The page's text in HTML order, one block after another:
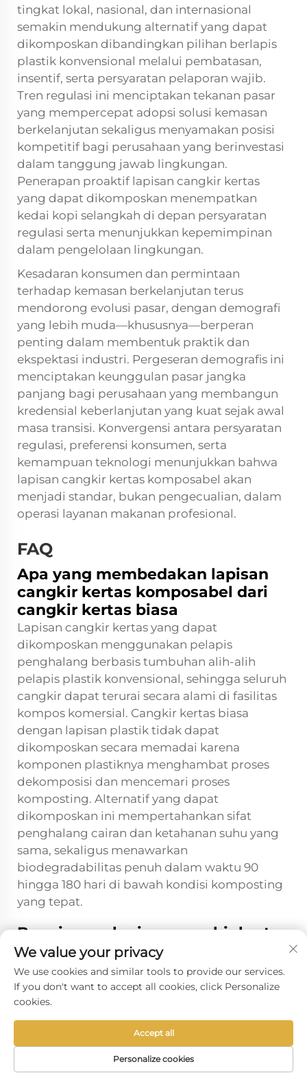
tingkat lokal, nasional, dan internasional
semakin mendukung alternatif yang dapat
dikomposkan dibandingkan pilihan berlapis
plastik konvensional melalui pembatasan,
insentif, serta persyaratan pelaporan wajib.
Tren regulasi ini menciptakan tekanan pasar
yang mempercepat adopsi solusi kemasan
berkelanjutan sekaligus menyamakan posisi
kompetitif bagi perusahaan yang berinvestasi
dalam tanggung jawab lingkungan.
Penerapan proaktif lapisan cangkir kertas
yang dapat dikomposkan menempatkan
kedai kopi selangkah di depan persyaratan
regulasi serta menunjukkan kepemimpinan
dalam pengelolaan lingkungan.
Kesadaran konsumen dan permintaan
terhadap kemasan berkelanjutan terus
mendorong evolusi pasar, dengan demografi
yang lebih muda—khususnya—berperan
penting dalam membentuk praktik dan
ekspektasi industri. Pergeseran demografis ini
menciptakan keunggulan pasar jangka
panjang bagi perusahaan yang membangun
kredensial keberlanjutan yang kuat sejak awal
masa transisi. Konvergensi antara persyaratan
regulasi, preferensi konsumen, serta
kemampuan teknologi menunjukkan bahwa
lapisan cangkir kertas komposabel akan
menjadi standar, bukan pengecualian, dalam
operasi layanan makanan profesional.
FAQ
Apa yang membedakan lapisan
cangkir kertas komposabel dari
cangkir kertas biasa
Lapisan cangkir kertas yang dapat
dikomposkan menggunakan pelapis
penghalang berbasis tumbuhan alih-alih
pelapis plastik konvensional, sehingga seluruh
cangkir dapat terurai secara alami di fasilitas
kompos komersial. Cangkir kertas biasa
dengan lapisan plastik tidak dapat
dikomposkan secara memadai karena
komponen plastiknya menghambat proses
dekomposisi dan mencemari proses
komposting. Alternatif yang dapat
dikomposkan ini mempertahankan sifat
penghalang cairan dan ketahanan suhu yang
sama, sekaligus menawarkan
biodegradabilitas penuh dalam waktu 90
hingga 180 hari di bawah kondisi komposting
yang tepat.
Bagaimana lapisan cangkir kertas
yang dapat dikomposkan
memengaruhi rasa dan kualitas
minuman
Lapisan cangkir kertas yang dapat
dikomposkan modern dirancang agar netral
rasa dan bebas bau, sehingga tidak
memengaruhi profil rasa maupun kualitas
minuman. Bahan biopolimer yang digunakan
We value your privacy
We use cookies and similar tools to provide our services.
If you don't want to accept all cookies, click Personalize
cookies.
Personalize cookies
Accept all